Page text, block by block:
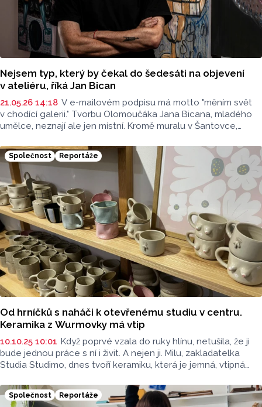
Nejsem typ, který by čekal do šedesáti na objevení
v ateliéru, říká Jan Bican
21.05.26 14:18 V e-mailovém podpisu má motto "měním svět
v chodící galerii." Tvorbu Olomoučáka Jana Bicana, mladého
umělce, neznají ale jen místní. Kromě muralu v Šantovce,
se značkami jako je Puma, hotelová síť Almanac nebo Bocuse
d'Or a Oraculum, jej pomalu poznává celý svět. Přečtěte
si rozhovor, který je součástí nového seriálu s názvem
Za dveřmi umělce.
Společnost Reportáže
Od hrníčků s naháči k otevřenému studiu v centru.
Keramika z Wurmovky má vtip
10.10.25 10:01 Když poprvé vzala do ruky hlínu, netušila, že ji
bude jednou práce s ní i živit. A nejen ji. Milu, zakladatelka
Studia Studimo, dnes tvoří keramiku, která je jemná, vtipná
Společnost Reportáže